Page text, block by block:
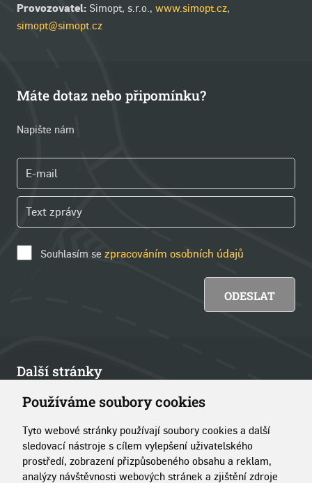
Používáme soubory cookies
Tyto webové stránky používají soubory cookies a další
sledovací nástroje s cílem vylepšení uživatelského
prostředí, zobrazení přizpůsobeného obsahu a reklam,
analýzy návštěvnosti webových stránek a zjištění zdroje
Provozovatel: Simopt, s.r.o., www.simopt.cz,
simopt@simopt.cz
Máte dotaz nebo připomínku?
Napište nám
Souhlasím se zpracováním osobních údajů
Další stránky
Články
Kontakt
O portálu